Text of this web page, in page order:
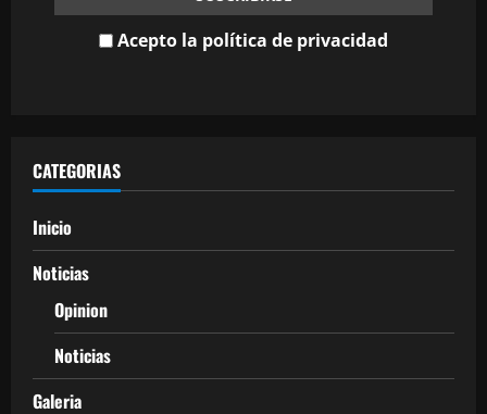
Acepto la política de privacidad
CATEGORIAS
Inicio
Noticias
Opinion
Noticias
Galeria